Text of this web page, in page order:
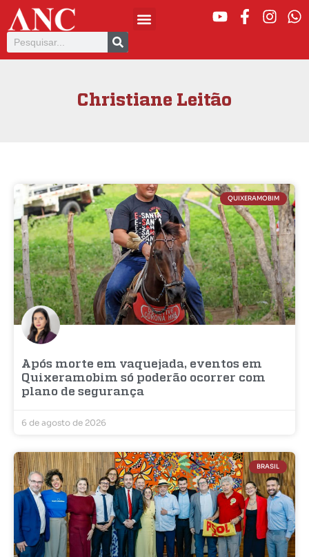
Christiane Leitão
QUIXERAMOBIM
Após morte em vaquejada, eventos em
Quixeramobim só poderão ocorrer com
plano de segurança
6 de agosto de 2026
BRASIL